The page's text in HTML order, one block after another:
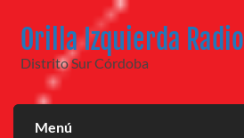
contenido
Orilla Izquierda Radio
Distrito Sur Córdoba
Menú